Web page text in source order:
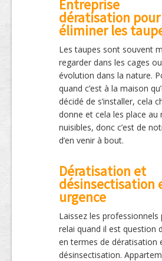
Entreprise
dératisation pour
éliminer les
Les taupes sont souvent
regarder dans les cages
évolution dans la nature.
quand c’est à la maison
décidé de s’installer, cela
donne et cela les place au
nuisibles, donc c’est de
d’en venir à bout.
Dératisation et
désinsectisation
urgence
Laissez les professionnels
relai quand il est question
en termes de dératisation
désinsectisation.